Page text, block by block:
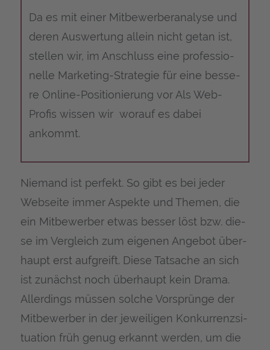
Da es mit einer Mit­be­wer­ber­ana­ly­se und
deren Aus­wer­tung allein nicht getan ist,
stel­len wir, im Anschluss eine pro­fes­sio­
nel­le Mar­ke­ting-Stra­te­gie für eine bes­se­
re Online-Posi­tio­nie­rung vor Als Web-
Pro­fis wis­sen wir wor­auf es dabei
ankommt.
Nie­mand ist per­fekt. So gibt es bei jeder
Web­sei­te immer Aspek­te und The­men, die
ein Mit­be­wer­ber etwas bes­ser löst bzw. die­
se im Ver­gleich zum eige­nen Ange­bot über­
haupt erst auf­greift. Die­se Tat­sa­che an sich
ist zunächst noch über­haupt kein Dra­ma.
Aller­dings müs­sen sol­che Vor­sprün­ge der
Mit­be­wer­ber in der jewei­li­gen Kon­kur­renz­si­
tua­ti­on früh genug erkannt wer­den, um die